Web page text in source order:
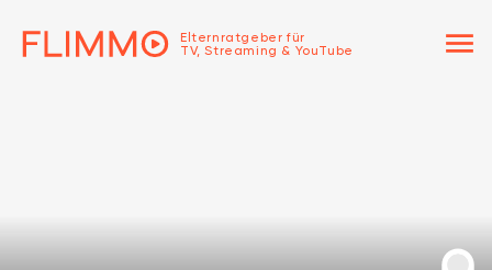
Elternratgeber für
TV, Streaming & YouTube
menu